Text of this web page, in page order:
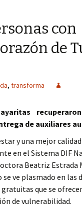
con
de
, transforma
de auxiliares
y una mejor calidad
en el Sistema DIF
Beatriz Estrada
ve plasmado en las
gratuitas que se
de vulnerabilidad.